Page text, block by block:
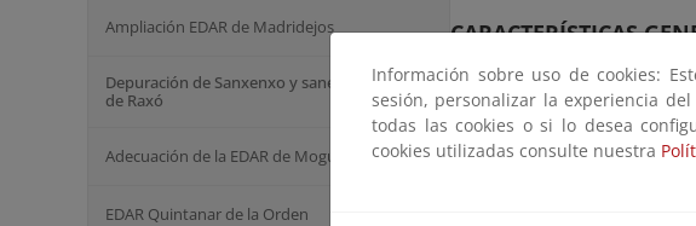
Ampliación EDAR de Madridejos
Depuración de Sanxenxo y saneamiento
de Raxó
Adecuación de la EDAR de Moguer (Huelva)
EDAR Quintanar de la Orden
CARACTERÍSTICAS
Las instalaciones convierten
eléctrica alterna de 400 V,
las EDAR y EBARs., con una
Información sobre uso de cookies:
sesión, personalizar la experiencia
todas las cookies o si lo desea
cookies utilizadas consulte nuestra